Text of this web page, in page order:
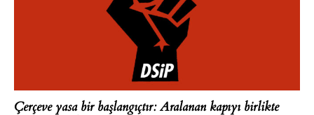
Çerçeve yasa bir başlangıçtır: Aralanan kapıyı birlikte